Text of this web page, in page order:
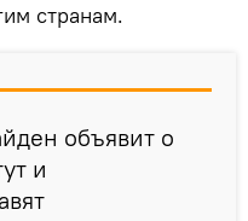
странам.
объявит о
и